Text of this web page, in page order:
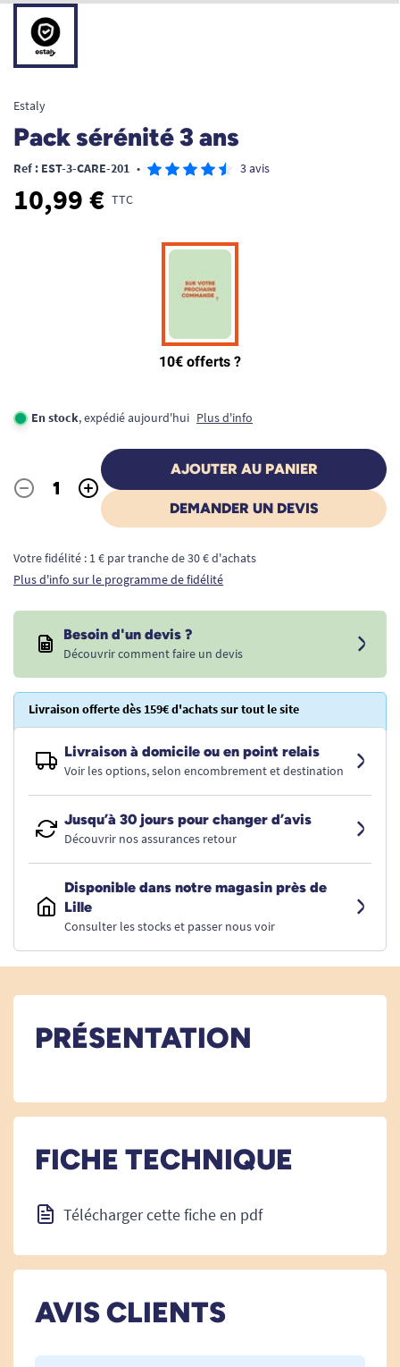
Estaly
Pack sérénité 3 ans
Ref : EST-3-CARE-201 • 3 avis
10,99 € TTC
En stock, expédié aujourd'hui Plus d'info
Quantité
- +
AJOUTER AU PANIER
DEMANDER UN DEVIS
Votre fidélité : 1 € par tranche de 30 € d'achats
Plus d'info sur le programme de fidélité
Besoin d'un devis ?
Découvrir comment faire un devis
Livraison offerte dès 159€ d'achats sur tout le site
Livraison à domicile ou en point relais
Voir les options, selon encombrement et destination
Jusqu’à 30 jours pour changer d’avis
Découvrir nos assurances retour
Disponible dans notre magasin près de
Lille
Consulter les stocks et passer nous voir
PRÉSENTATION
FICHE TECHNIQUE
Télécharger cette fiche en pdf
AVIS CLIENTS